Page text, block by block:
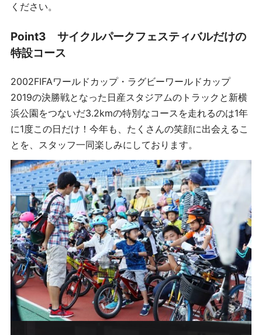
ください。
Point3 サイクルパークフェスティバルだけの
特設コース
2002FIFAワールドカップ・ラグビーワールドカップ
2019の決勝戦となった日産スタジアムのトラックと新横
浜公園をつないだ3.2kmの特別なコースを走れるのは1年
に1度この日だけ！今年も、たくさんの笑顔に出会えるこ
とを、スタッフ一同楽しみにしております。